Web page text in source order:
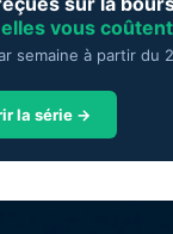
vous
semaine à partir du
la série →